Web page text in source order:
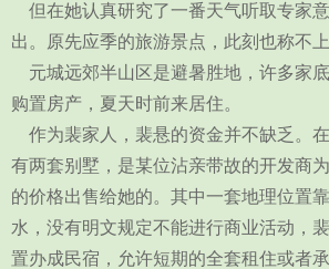
但在她认真研究了一番天气听取专家
出。原先应季的旅游景点，此刻也称不上
元城远郊半山区是避暑胜地，许多家
购置房产，夏天时前来居住。
作为裴家人，裴悬的资金并不缺乏。
有两套别墅，是某位沾亲带故的开发商
的价格出售给她的。其中一套地理位置
水，没有明文规定不能进行商业活动，
置办成民宿，允许短期的全套租住或者